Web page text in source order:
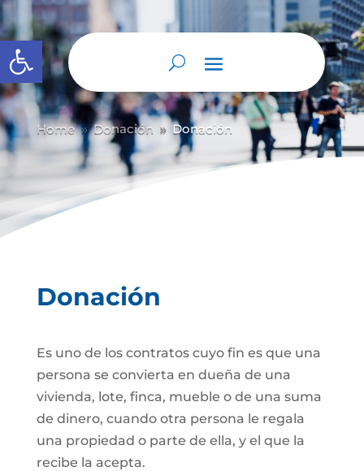
Abrir barra de herramientas
Home 9 Donación 9 Donación
Donación
Es uno de los contratos cuyo fin es que una
persona se convierta en dueña de una
vivienda, lote, finca, mueble o de una suma
de dinero, cuando otra persona le regala
una propiedad o parte de ella, y el que la
recibe la acepta.